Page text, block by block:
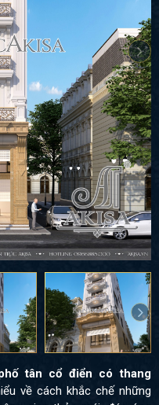
tân cổ điển có thang
về cách khắc chế những